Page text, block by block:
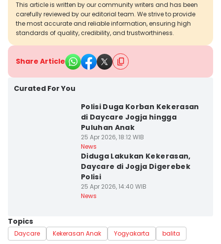
This article is written by our community writers and has been
carefully reviewed by our editorial team. We strive to provide
the most accurate and reliable information, ensuring high
standards of quality, credibility, and trustworthiness.
Share Article
Curated For You
Polisi Duga Korban Kekerasan
di Daycare Jogja hingga
Puluhan Anak
25 Apr 2026, 18:12 WIB
News
Diduga Lakukan Kekerasan,
Daycare di Jogja Digerebek
Polisi
25 Apr 2026, 14:40 WIB
News
Topics
Daycare Kekerasan Anak Yogyakarta balita